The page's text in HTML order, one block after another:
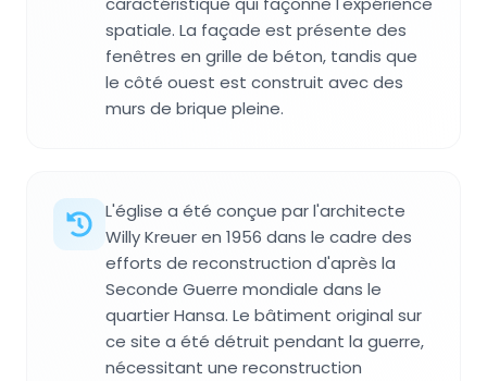
spatiale. La façade est présente des
fenêtres en grille de béton, tandis que
le côté ouest est construit avec des
murs de brique pleine.
L'église a été conçue par l'architecte
Willy Kreuer en 1956 dans le cadre des
efforts de reconstruction d'après la
Seconde Guerre mondiale dans le
quartier Hansa. Le bâtiment original sur
ce site a été détruit pendant la guerre,
nécessitant une reconstruction